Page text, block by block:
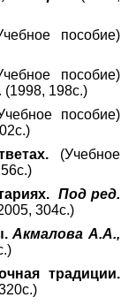
пособие)
пособие)
(1998, 198с.)
пособие)
(Учебное
Под ред.
304с.)
Акмалова А.А.,
традиции.